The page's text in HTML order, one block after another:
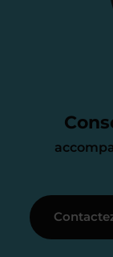
parfait. À
nous
Je